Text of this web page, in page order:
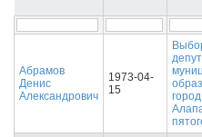
Абрамов
Денис
Александрович
1973-04-
15
город